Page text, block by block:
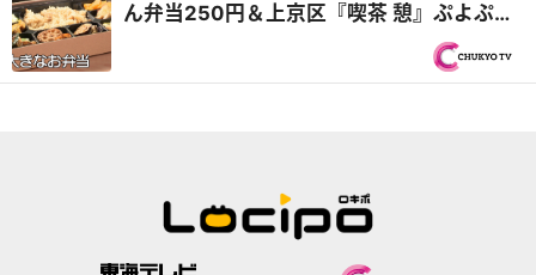
ん弁当250円＆上京区『喫茶 憩』ぷよぷよ
卵のオムレツカレー再び！秋の京都 2,000